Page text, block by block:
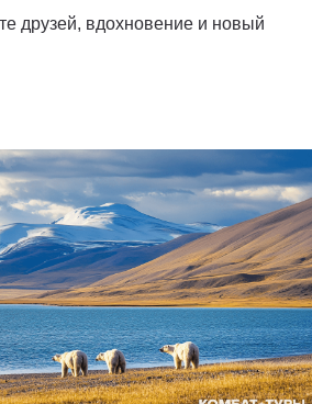
друзей, вдохновение и новый